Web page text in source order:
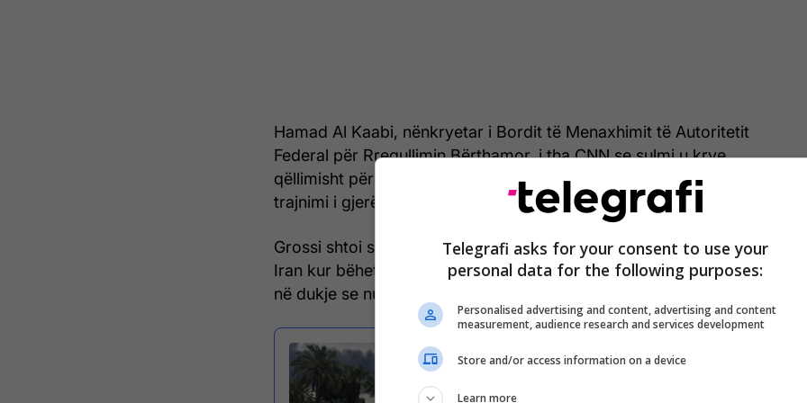
Hamad Al Kaabi, nënkryetar i Bordit të Menaxhimit të Autoritetit
Federal për Rregullimin Bërthamor, i tha CNN se sulmi u krye
qëllimisht për të "ndikuar në funksionimin e centralit", duke shtuar se
trajnimi i gjerë me IAEA-n ka lejuar një rikuperim të shpejtë.
Grossi shtoi se për momentin, ka një aktivitet "shumë të kufizuar" në
Iran kur bëhet fjalë për proceset e pasurimit të uraniumit, duke vënë
në dukje se nuk është e qartë nëse dhe kur këto do të rifillojnë.
Telegrafi asks for your consent to use your
personal data for the following purposes:
Personalised advertising and content, advertising and content
measurement, audience research and services development
Store and/or access information on a device
Learn more